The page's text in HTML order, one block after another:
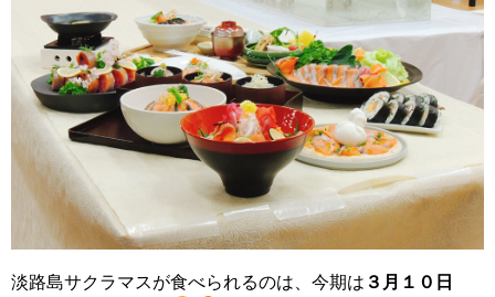
淡路島サクラマスが食べられるのは、今期は ３月１０日